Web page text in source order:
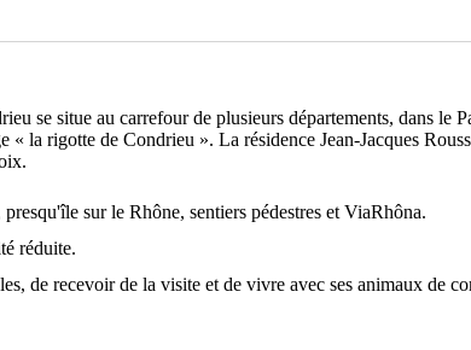
se situe au carrefour de plusieurs départements, dans le
la rigotte de Condrieu ». La résidence Jean-Jacques
sur le Rhône, sentiers pédestres et ViaRhôna.
réduite.
de recevoir de la visite et de vivre avec ses animaux de